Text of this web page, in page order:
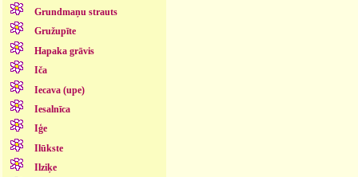
Grundmaņu strauts
Gružupīte
Hapaka grāvis
Iča
Iecava (upe)
Iesalnīca
Iģe
Ilūkste
Ilziķe